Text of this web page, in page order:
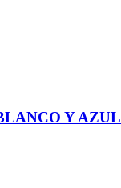
Y AZUL